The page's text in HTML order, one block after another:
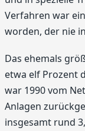
Verfahren war
worden, der nie
Das ehemals
etwa elf Prozent
war 1990 vom
Anlagen
insgesamt rund